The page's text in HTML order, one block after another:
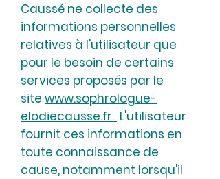
Caussé ne collecte des
informations personnelles
relatives à l'utilisateur que
pour le besoin de certains
services proposés par le
site www.sophrologue-
elodiecausse.fr. L'utilisateur
fournit ces informations en
toute connaissance de
cause, notamment lorsqu'il